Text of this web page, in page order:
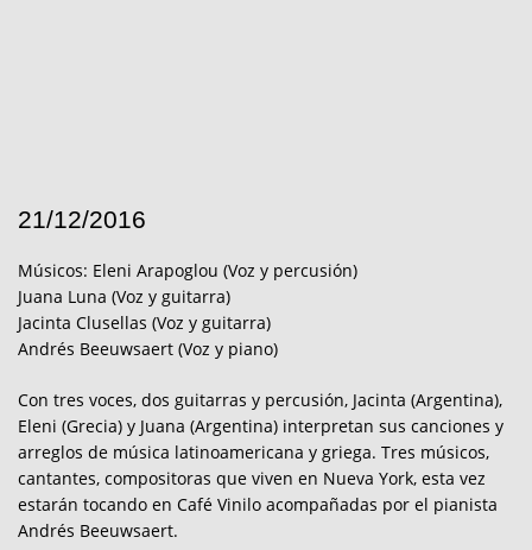
21/12/2016
Músicos: Eleni Arapoglou (Voz y percusión)
Juana Luna (Voz y guitarra)
Jacinta Clusellas (Voz y guitarra)
Andrés Beeuwsaert (Voz y piano)
Con tres voces, dos guitarras y percusión, Jacinta (Argentina),
Eleni (Grecia) y Juana (Argentina) interpretan sus canciones y
arreglos de música latinoamericana y griega. Tres músicos,
cantantes, compositoras que viven en Nueva York, esta vez
estarán tocando en Café Vinilo acompañadas por el pianista
Andrés Beeuwsaert.